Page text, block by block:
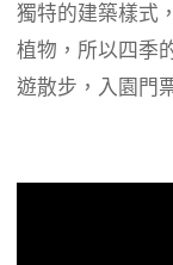
獨特的建築樣式
植物，所以四季
遊散步，入園門